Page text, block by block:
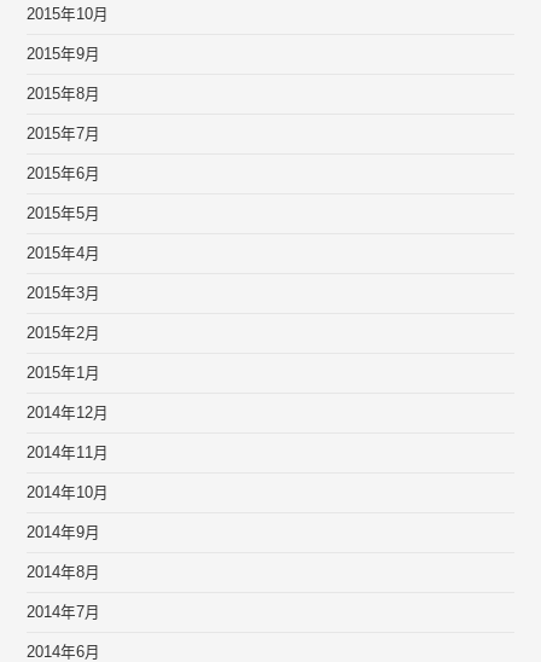
2015年10月
2015年9月
2015年8月
2015年7月
2015年6月
2015年5月
2015年4月
2015年3月
2015年2月
2015年1月
2014年12月
2014年11月
2014年10月
2014年9月
2014年8月
2014年7月
2014年6月